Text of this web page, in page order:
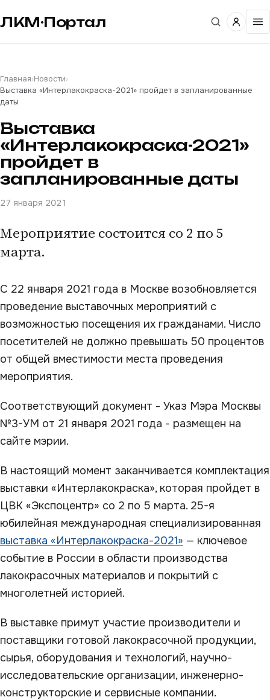
ЛКМ·Портал
Главная›Новости›
Выставка «Интерлакокраска-2021» пройдет в запланированные
даты
Выставка
«Интерлакокраска-2021»
пройдет в
запланированные даты
27 января 2021
Мероприятие состоится со 2 по 5
марта.
С 22 января 2021 года в Москве возобновляется
проведение выставочных мероприятий с
возможностью посещения их гражданами. Число
посетителей не должно превышать 50 процентов
от общей вместимости места проведения
мероприятия.
Соответствующий документ - Указ Мэра Москвы
№3-УМ от 21 января 2021 года - размещен на
сайте мэрии.
В настоящий момент заканчивается комплектация
выставки «Интерлакокраска», которая пройдет в
ЦВК «Экспоцентр» со 2 по 5 марта. 25-я
юбилейная международная специализированная
выставка «Интерлакокраска-2021» — ключевое
событие в России в области производства
лакокрасочных материалов и покрытий с
многолетней историей.
В выставке примут участие производители и
поставщики готовой лакокрасочной продукции,
сырья, оборудования и технологий, научно-
исследовательские организации, инженерно-
конструкторские и сервисные компании.